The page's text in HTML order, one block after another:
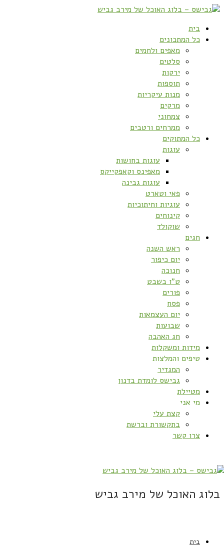
בית
כל המתכונים
מאפים ולחמים
סלטים
ירקות
תוספות
מנות עיקריות
מרקים
צמחוני
ממרחים ורטבים
כל המתוקים
עוגות
עוגות בחושות
מאפינס וקאפקייקס
עוגות גבינה
פאי וטארט
עוגיות וחיתוכיות
קינוחים
שוקולד
חגים
ראש השנה
יום כיפור
חנוכה
ט”ו בשבט
פורים
פסח
יום העצמאות
שבועות
חג האהבה
מידות ומשקלות
טיפים והמלצות
המגדיר
גבישס לומדת בדנון
מטיילת
מי אני
קצת עלי
בתקשורת וברשת
צרו קשר
בלוג האוכל של מירב גביש
בית